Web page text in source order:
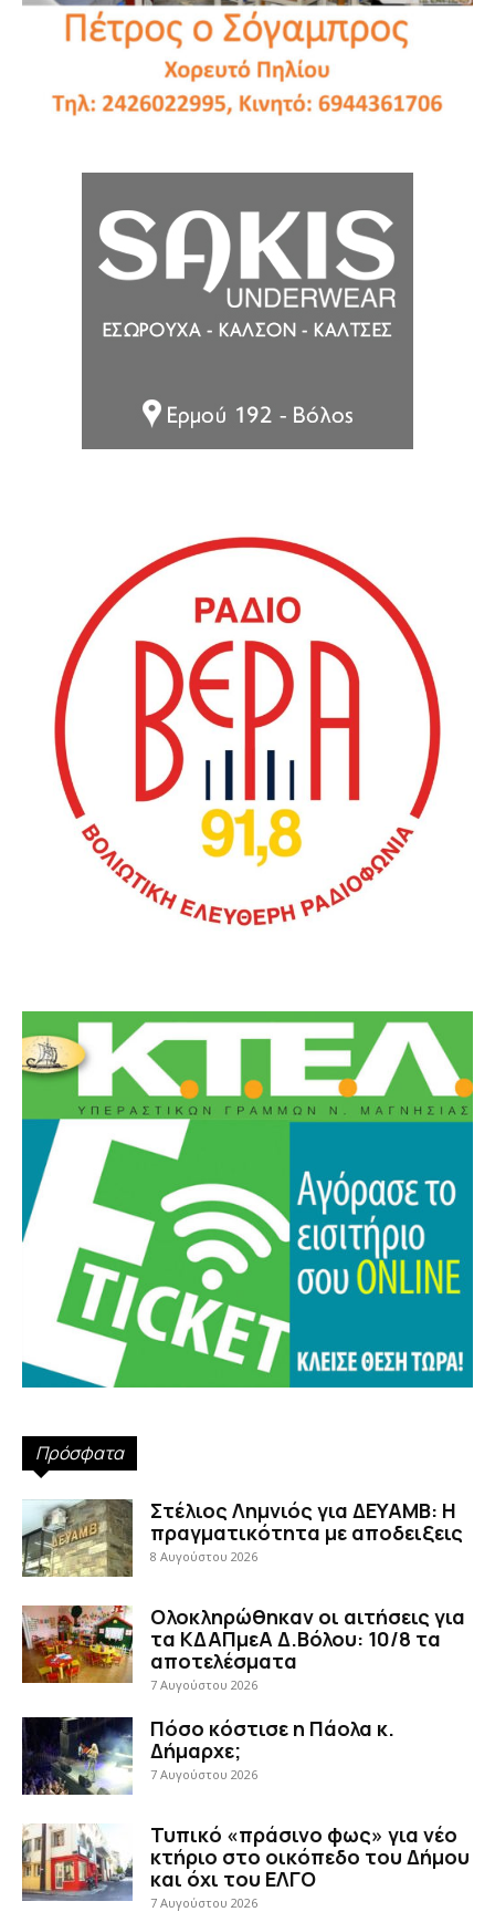
Πρόσφατα
Στέλιος Λημνιός για ΔΕΥΑΜΒ: Η
πραγματικότητα με αποδειξεις
8 Αυγούστου 2026
Ολοκληρώθηκαν οι αιτήσεις για
τα ΚΔΑΠμεΑ Δ.Βόλου: 10/8 τα
αποτελέσματα
7 Αυγούστου 2026
Πόσο κόστισε η Πάολα κ.
Δήμαρχε;
7 Αυγούστου 2026
Τυπικό «πράσινο φως» για νέο
κτήριο στο οικόπεδο του Δήμου
και όχι του ΕΛΓΟ
7 Αυγούστου 2026